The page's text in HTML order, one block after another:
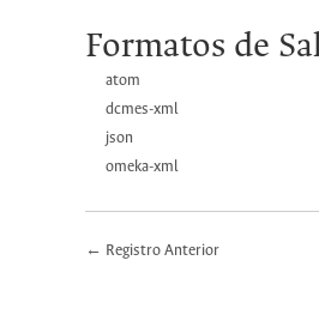
Formatos de
atom
dcmes-xml
json
omeka-xml
← Registro Anterior